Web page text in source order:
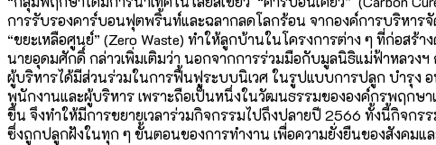
การรับรองคาร์บอนฟุตพริ้นท์และฉลากลดโลกร้อน จากองค์การบริหารจั
“ขยะเหลือศูนย์” (Zero Waste) ทำให้ลูกบ้านในโครงการต่าง ๆ ที่ก่อสร้า
นายอุดมศักดิ์ กล่าวเพิ่มเติมว่า นอกจากการร่วมมือกับมูลนิธิแม่ฟ้าหลวง
ผู้บริหารได้มีส่วนร่วมในการฟื้นฟูระบบนิเวศ ในรูปแบบการปลูก บำรุง
พนักงานและผู้บริหาร เพราะถือเป็นหนึ่งในวัฒนธรรมขององค์กรพฤกษาเ
ขึ้น จึงทำให้มีการขยายเวลาร่วมกิจกรรมไปถึงปลายปี 2566 ทั้งนี้กิจกรร
ซึ่งถูกปลูกฝังในทุก ๆ ขั้นตอนของการทำงาน เพื่อความยั่งยืนของสังคมแ